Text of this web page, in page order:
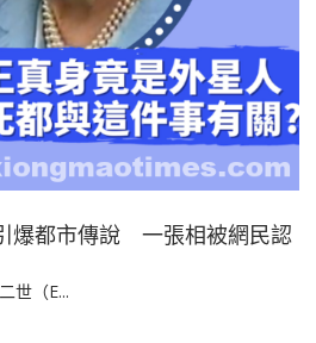
爆都市傳說 一張相被網民認
世（E...